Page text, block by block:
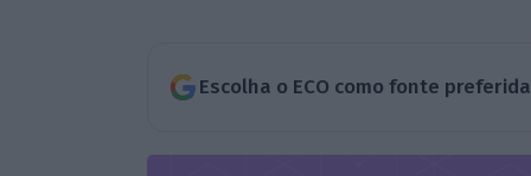
Escolha o ECO como fonte